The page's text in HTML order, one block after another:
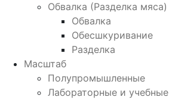
Обвалка (Разделка мяса)
Обвалка
Обесшкуривание
Разделка
Масштаб
Полупромышленные
Лабораторные и учебные